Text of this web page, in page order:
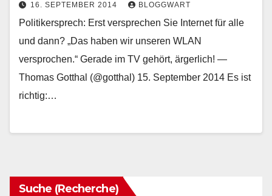
16. SEPTEMBER 2014 BLOGGWART
Politikersprech: Erst versprechen Sie Internet für alle
und dann? „Das haben wir unseren WLAN
versprochen.“ Gerade im TV gehört, ärgerlich! —
Thomas Gotthal (@gotthal) 15. September 2014 Es ist
richtig:…
Suche (Recherche)